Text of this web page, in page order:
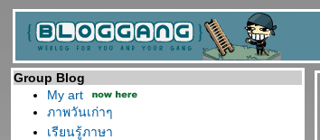
Group Blog
My art
ภาพวันเก่าๆ
เรียนรู้ภาษา